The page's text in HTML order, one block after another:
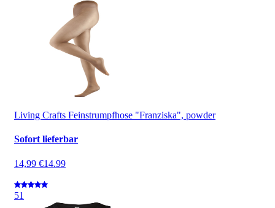
Living Crafts Feinstrumpfhose "Franziska", powder
Sofort lieferbar
14,99 €14.99
51